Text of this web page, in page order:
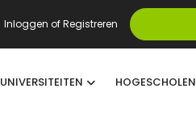
Inloggen of Registreren
UNIVERSITEITEN HOGESCHOLEN